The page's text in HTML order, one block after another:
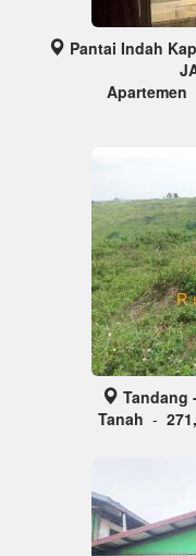
Pantai Indah
Apartemen
Tandang
Tanah -